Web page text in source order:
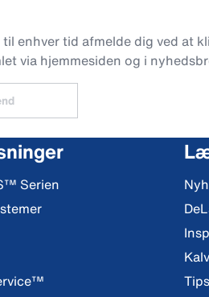
til enhver tid afmelde dig ved at
via hjemmesiden og i
Serien